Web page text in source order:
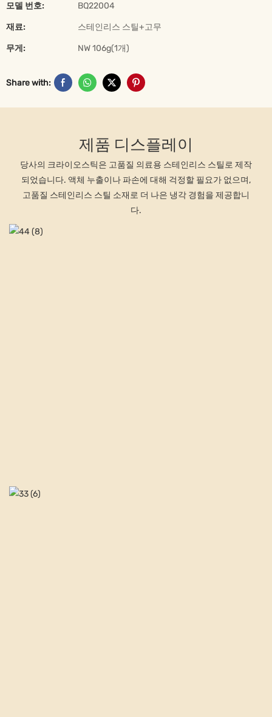
모델 번호: BQ22004
재료: 스테인리스 스틸+고무
무게: NW 106g(1개)
Share with:
제품 디스플레이
당사의 크라이오스틱은 고품질 의료용 스테인리스 스틸로 제작
되었습니다. 액체 누출이나 파손에 대해 걱정할 필요가 없으며,
고품질 스테인리스 스틸 소재로 더 나은 냉각 경험을 제공합니
다.